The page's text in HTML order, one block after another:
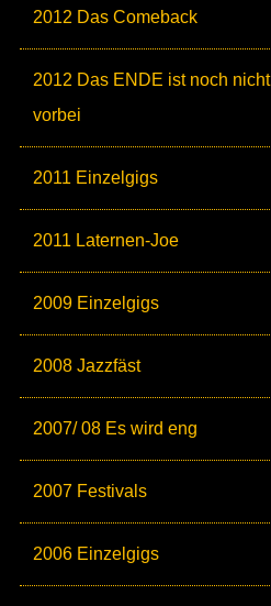
2012 Das Comeback
2012 Das ENDE ist noch nicht
vorbei
2011 Einzelgigs
2011 Laternen-Joe
2009 Einzelgigs
2008 Jazzfäst
2007/ 08 Es wird eng
2007 Festivals
2006 Einzelgigs